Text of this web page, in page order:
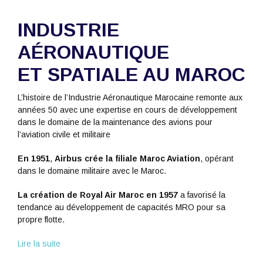
INDUSTRIE
AÉRONAUTIQUE
ET SPATIALE AU MAROC
L’histoire de l’Industrie Aéronautique Marocaine remonte aux
années 50 avec une expertise en cours de développement
dans le domaine de la maintenance des avions pour
l’aviation civile et militaire
En 1951, Airbus crée la filiale Maroc Aviation, opérant
dans le domaine militaire avec le Maroc.
La création de Royal Air Maroc en 1957a favorisé la
tendance au développement de capacités MRO pour sa
propre flotte.
Lire la suite